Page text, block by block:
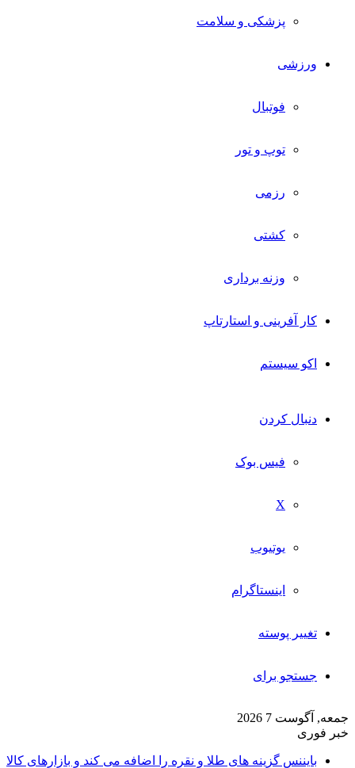
پزشکی و سلامت
ورزشی
فوتبال
توپ و تور
رزمی
کشتی
وزنه برداری
کار آفرینی و استارتاپ
اکو سیستم
دنبال کردن
فیس بوک
X
یوتیوب
اینستاگرام
تغییر پوسته
جستجو برای
جمعه, آگوست 7 2026
خبر فوری
بایننس گزینه های طلا و نقره را اضافه می کند و بازارهای کالا